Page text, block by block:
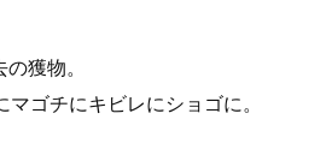
獲物。
ゴチにキビレにショゴに。